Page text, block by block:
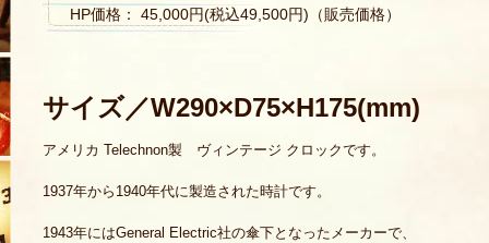
HP価格： 45,000円(税込49,500円)（販売価格）
サイズ／W290×D75×H175(mm)
アメリカ Telechnon製 ヴィンテージ クロックです。
1937年から1940年代に製造された時計です。
1943年にはGeneral Electric社の傘下となったメーカーで、